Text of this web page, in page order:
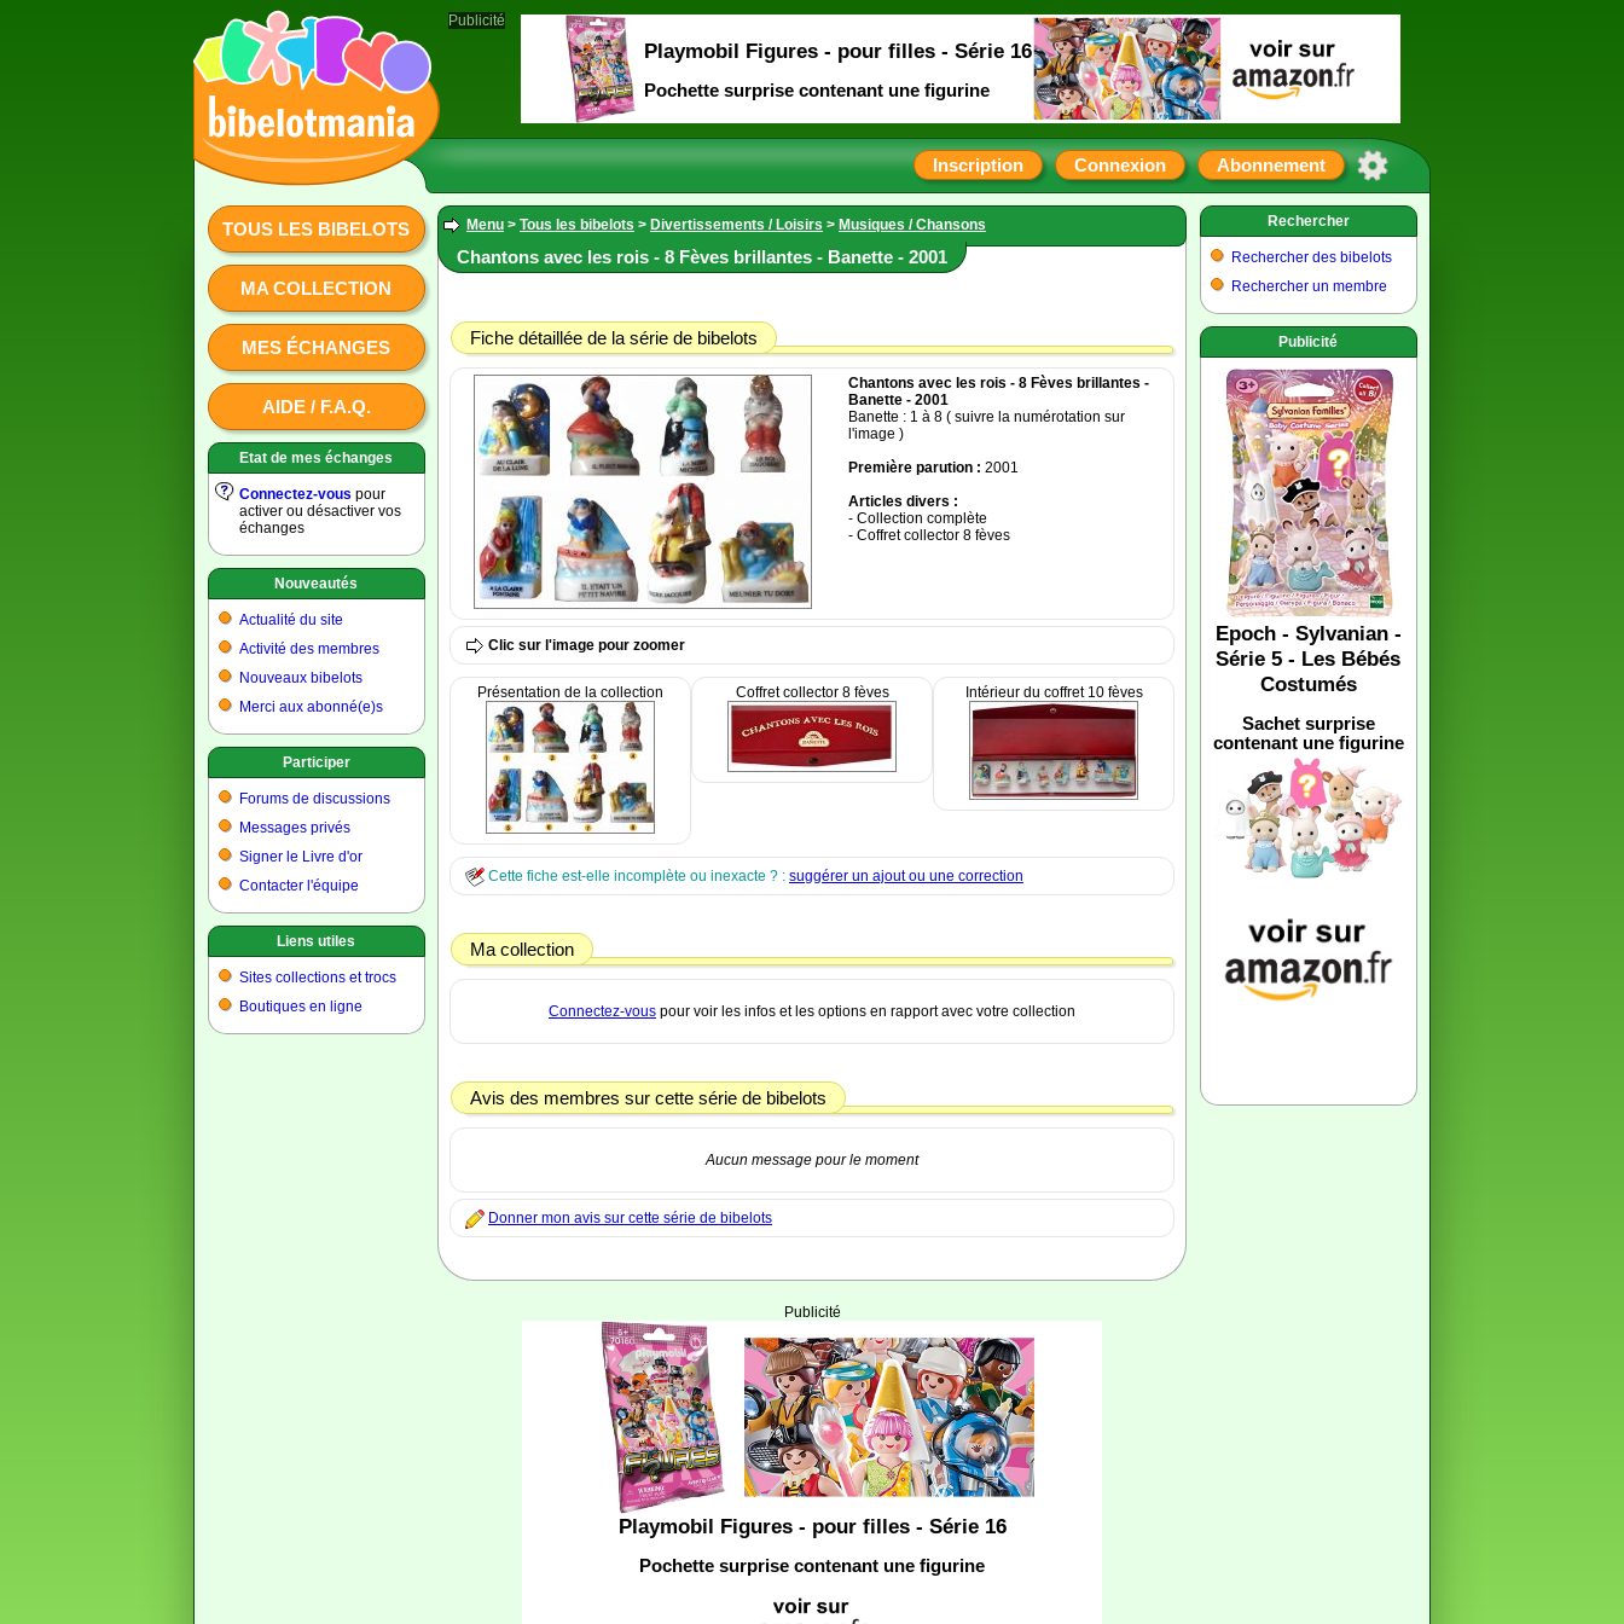
Inscription Connexion Abonnement
TOUS LES BIBELOTS
MA COLLECTION
MES ÉCHANGES
AIDE / F.A.Q.
Etat de mes échanges
Connectez-vous pour
activer ou désactiver vos
échanges
Nouveautés
Actualité du site
Activité des membres
Nouveaux bibelots
Merci aux abonné(e)s
Participer
Forums de discussions
Messages privés
Signer le Livre d'or
Contacter l'équipe
Liens utiles
Sites collections et trocs
Boutiques en ligne
Menu > Tous les bibelots > Divertissements / Loisirs > Musiques / Chansons
Chantons avec les rois - 8 Fèves brillantes - Banette - 2001
Fiche détaillée de la série de bibelots
Chantons avec les rois - 8 Fèves brillantes -
Banette - 2001
Banette : 1 à 8 ( suivre la numérotation sur
l'image )
Première parution : 2001
Articles divers :
- Collection complète
- Coffret collector 8 fèves
Clic sur l'image pour zoomer
Présentation de la collection Coffret collector 8 fèves Intérieur du coffret 10 fèves
Cette fiche est-elle incomplète ou inexacte ? : suggérer un ajout ou une correction
Ma collection
Connectez-vous pour voir les infos et les options en rapport avec votre collection
Avis des membres sur cette série de bibelots
Aucun message pour le moment
Donner mon avis sur cette série de bibelots
Publicité
Playmobil Figures - pour filles - Série 16
Pochette surprise contenant une figurine
Rechercher
Rechercher des bibelots
Rechercher un membre
Publicité
Epoch - Sylvanian -
Série 5 - Les Bébés
Costumés
Sachet surprise
contenant une figurine
Publicité
Playmobil Figures - pour filles - Série 16
Pochette surprise contenant une figurine